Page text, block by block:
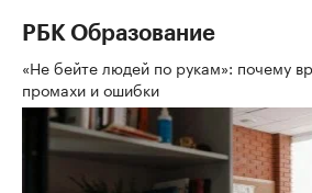
РБК Образование
«Не бейте людей по рукам»: почему
промахи и ошибки